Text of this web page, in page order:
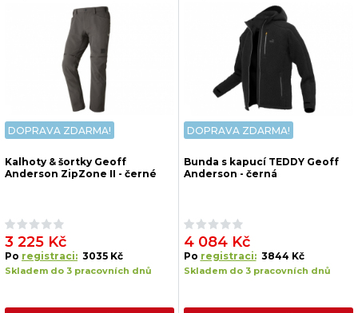
DOPRAVA ZDARMA!
Kalhoty & šortky Geoff
Anderson ZipZone II - černé
3 225 Kč
Po registraci: 3035 Kč
Skladem do 3 pracovních dnů
DOPRAVA ZDARMA!
Bunda s kapucí TEDDY Geoff
Anderson - černá
4 084 Kč
Po registraci: 3844 Kč
Skladem do 3 pracovních dnů